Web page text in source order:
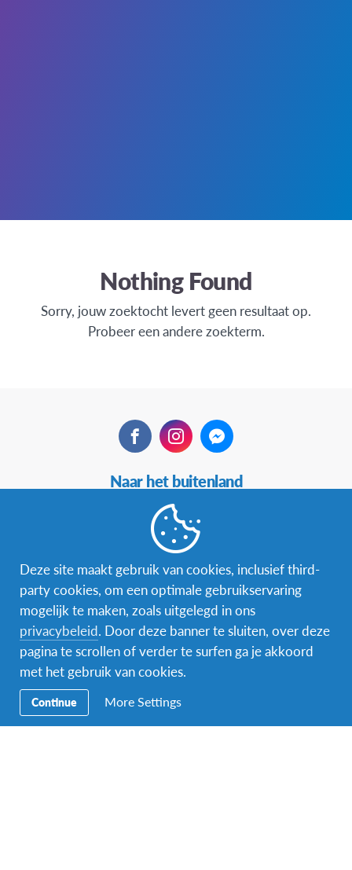
Nothing Found
Sorry, jouw zoektocht levert geen resultaat op.
Probeer een andere zoekterm.
FacebookInstagramMessenger
Navigatie
Naar het buitenland
Word gastgezin
Vrijwilliger bij AFS
Ons educatieve aanbod
Aanmelden bij AFS
Contact
Deze site maakt gebruik van cookies, inclusief third-
party cookies, om een optimale gebruikservaring
mogelijk te maken, zoals uitgelegd in ons
privacybeleid. Door deze banner te sluiten, over deze
pagina te scrollen of verder te surfen ga je akkoord
met het gebruik van cookies.
Continue More Settings